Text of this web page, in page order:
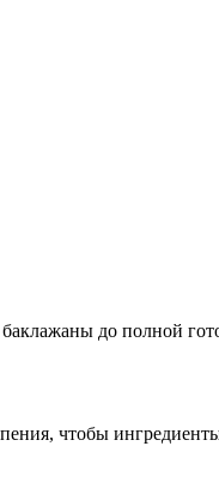
до полной
чтобы